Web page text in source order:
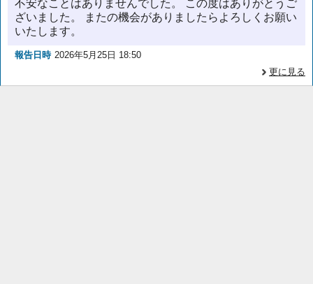
不安なことはありませんでした。 この度はありがとうご
ざいました。 またの機会がありましたらよろしくお願い
いたします。
報告日時 2026年5月25日 18:50
更に見る